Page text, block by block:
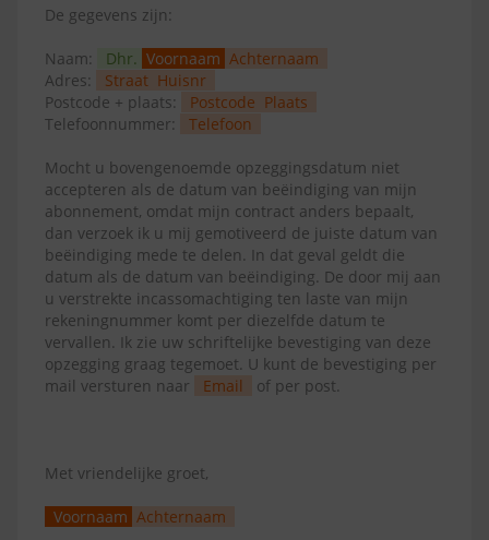
De gegevens zijn:
Naam: Dhr. Voornaam Achternaam
Adres:
Straat Huisnr
Postcode + plaats:
Postcode Plaats
Telefoonnummer:
Telefoon
Mocht u bovengenoemde opzeggingsdatum niet
accepteren als de datum van beëindiging van mijn
abonnement, omdat mijn contract anders bepaalt,
dan verzoek ik u mij gemotiveerd de juiste datum van
beëindiging mede te delen. In dat geval geldt die
datum als de datum van beëindiging. De door mij aan
u verstrekte incassomachtiging ten laste van mijn
rekeningnummer komt per diezelfde datum te
vervallen. Ik zie uw schriftelijke bevestiging van deze
opzegging graag tegemoet. U kunt de bevestiging per
mail versturen naar
Email of per post.
Met vriendelijke groet,
Voornaam Achternaam